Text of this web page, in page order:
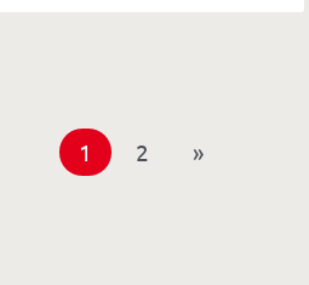
1 2 »